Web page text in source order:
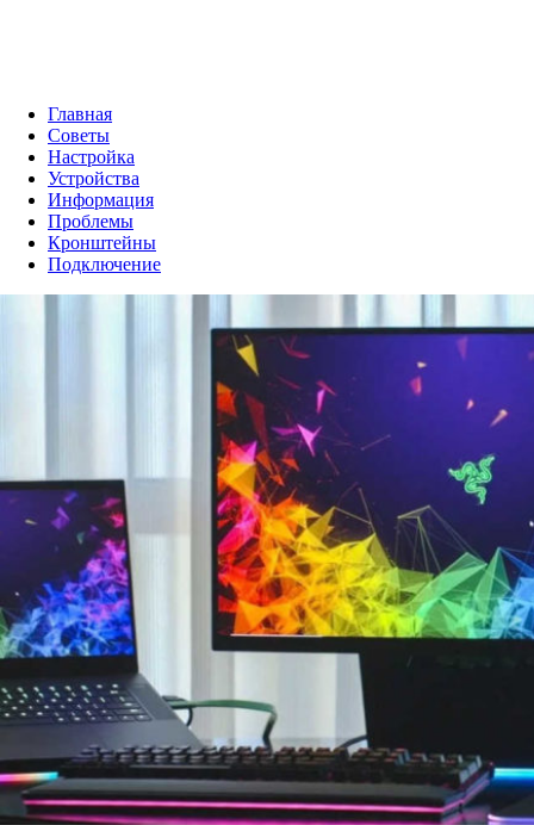
Главная
Советы
Настройка
Устройства
Информация
Проблемы
Кронштейны
Подключение